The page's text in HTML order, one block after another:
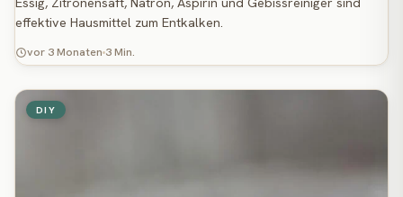
effektive Hausmittel zum Entkalken.
vor 3 Monaten 3 Min.
DIY